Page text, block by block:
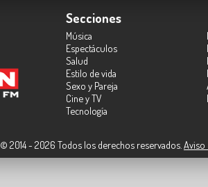
Secciones
Música
Espectáculos
Salud
Estilo de vida
Sexo y Pareja
Cine y TV
Tecnología
© 2014 - 2026 Todos los derechos reservados. Aviso